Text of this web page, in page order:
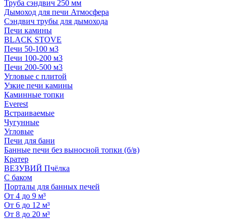
Труба сэндвич 250 мм
Дымоход для печи Атмосфера
Сэндвич трубы для дымохода
Печи камины
BLACK STOVE
Печи 50-100 м3
Печи 100-200 м3
Печи 200-500 м3
Угловые с плитой
Узкие печи камины
Каминные топки
Everest
Встраиваемые
Чугунные
Угловые
Печи для бани
Банные печи без выносной топки (б/в)
Кратер
ВЕЗУВИЙ Пчёлка
С баком
Порталы для банных печей
От 4 до 9 м³
От 6 до 12 м³
От 8 до 20 м³